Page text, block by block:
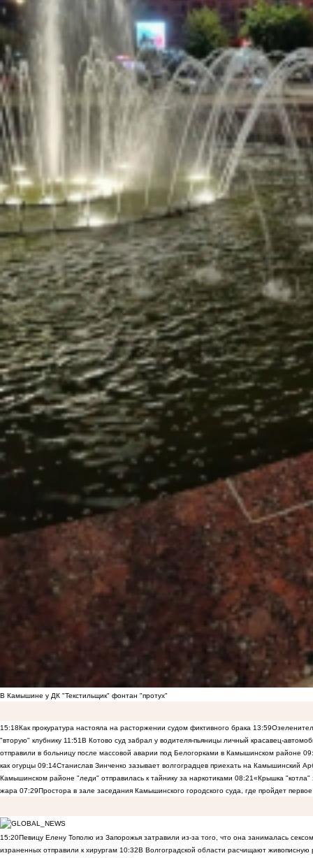
В Камышине у ДК "Текстильщик" фонтан "протух"
15:18Как прокуратура настояла на расторжении судом фиктивного брака 13:59
"вторую" клубнику 11:51В Котово суд забрал у водителя-пьяницы личный красавец-
отправили в больницу после массовой аварии под Белогорками в Камышинском районе
как огурцы 09:14Станислав Зинченко зазывает волгоградцев приехать на Камышинский
Камышинском районе "леди" отправилась к тайнику за наркотиками 08:21«Крышка "котла"
жара 07:29Простора в зале заседания Камышинского городского суда, где пройдет
15:20Певицу Елену Тополю из Запорожья затравили из-за того, что она занималась
израненных отправили к хирургам 10:32В Волгоградской области расчищают